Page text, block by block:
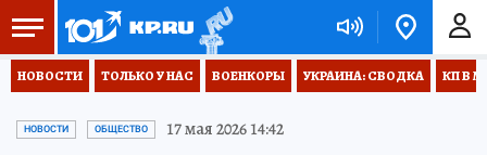
НОВОСТИ ТОЛЬКО У НАС ВОЕНКОРЫ УКРАИНА: СВОДКА КП В
НОВОСТИ ОБЩЕСТВО 17 мая 2026 14:42